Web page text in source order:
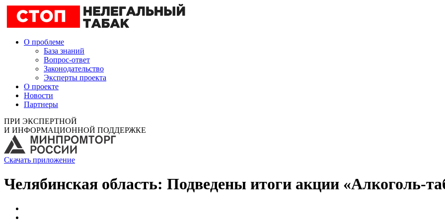
О проблеме
База знаний
Вопрос-ответ
Законодательство
Эксперты проекта
О проекте
Новости
Партнеры
ПРИ ЭКСПЕРТНОЙ
И ИНФОРМАЦИОННОЙ ПОДДЕРЖКЕ
Скачать приложение
Челябинская область: Подведены итоги акции «Алкоголь-